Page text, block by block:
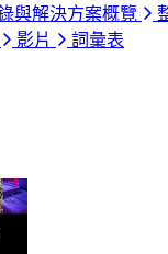
與解決方案概覽
影片
詞彙表